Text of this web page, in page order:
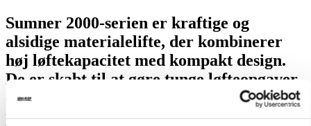
Sumner 2000-serien er kraftige og
alsidige materialelifte, der kombinerer
høj løftekapacitet med kompakt design.
De er skabt til at gøre tunge løfteopgaver
enklere, sikrere og mere effektive – både
på byggepladsen og i industrien.